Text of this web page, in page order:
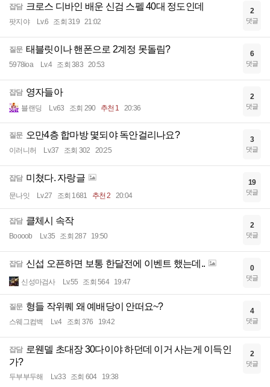
잡담 크로스 디바인 배운 신검 스펠 40대 정도인데
팟지야 Lv.6 조회 319 21:02
2
댓글
질문 태블릿이나 핸폰으로 2계정 못돌림?
5978ioa Lv.4 조회 383 20:53
6
댓글
잡담 영자들아
블랜딩 Lv.63 조회 290 추천 1 20:36
2
댓글
질문 오만4층 합마방 몇되야 독안걸리나요?
이러니허 Lv.37 조회 302 20:25
3
댓글
잡담 미쳤다. 자랑글
문나잇 Lv.27 조회 1681 추천 2 20:04
19
댓글
잡담 클체시 속작
Boooob Lv.35 조회 287 19:50
2
댓글
잡담 신섭 오픈하면 보통 한달전에 이벤트 했는데..
신성마검사 Lv.55 조회 564 19:47
0
댓글
질문 형들 작위퀘 왜 예배당이 안떠요~?
스웨그컴백 Lv.4 조회 376 19:42
4
댓글
잡담 로웬델 초대장 30다이야 하던데 이거 사는게 이득인
가?
두부부두해 Lv.33 조회 604 19:38
2
댓글